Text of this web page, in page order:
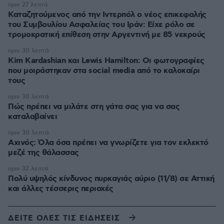
Καταζητούμενος από την Ιντερπόλ ο νέος επικεφαλής
του Συμβουλίου Ασφαλείας του Ιράν: Είχε ρόλο σε
τρομοκρατική επίθεση στην Αργεντινή με 85 νεκρούς
πριν 27 λεπτά
Kim Kardashian και Lewis Hamilton: Οι φωτογραφίες
που μοιράστηκαν στα social media από το καλοκαίρι
τους
πριν 30 λεπτά
Πώς πρέπει να μιλάτε στη γάτα σας για να σας
καταλαβαίνει
πριν 30 λεπτά
Αχινός: Όλα όσα πρέπει να γνωρίζετε για τον εκλεκτό
μεζέ της θάλασσας
πριν 30 λεπτά
Πολύ υψηλός κίνδυνος πυρκαγιάς αύριο (11/8) σε Αττική
και άλλες τέσσερις περιοχές
πριν 32 λεπτά
ΔΕΙΤΕ ΟΛΕΣ ΤΙΣ ΕΙΔΗΣΕΙΣ